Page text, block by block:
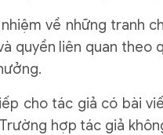
về những tranh
quyền liên quan theo
cho tác giả có bài
hợp tác giả